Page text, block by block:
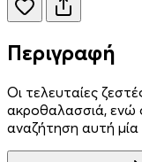
Περιγραφή
Οι τελευταίες
ακροθαλασσιά, ενώ
αναζήτηση αυτή